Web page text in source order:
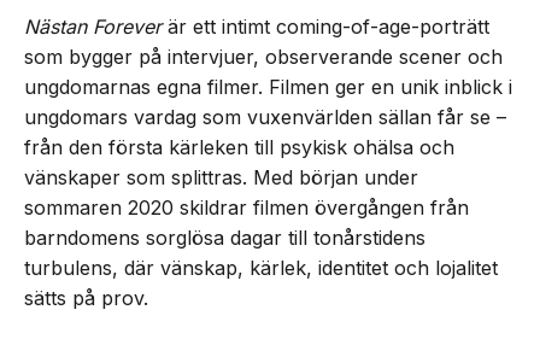
Nästan Foreverär ett intimt coming-of-age-porträtt
som bygger på intervjuer, observerande scener och
ungdomarnas egna filmer. Filmen ger en unik inblick i
ungdomars vardag som vuxenvärlden sällan får se –
från den första kärleken till psykisk ohälsa och
vänskaper som splittras. Med början under
sommaren 2020 skildrar filmen övergången från
barndomens sorglösa dagar till tonårstidens
turbulens, där vänskap, kärlek, identitet och lojalitet
sätts på prov.